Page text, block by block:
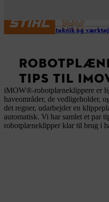
Arbejdsteknik og
TIPS TIL
iMOW®-robotplæneklippere er
haveområder, de vedligeholder,
det regner, udarbejder en
automatisk. Vi har samlet et par
robotplæneklipper klar til brug i